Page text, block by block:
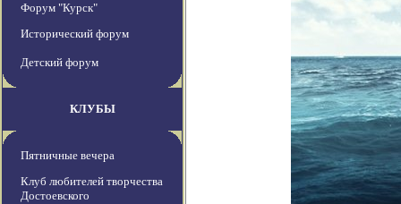
Форум "Курск"
Исторический форум
Детский форум
КЛУБЫ
Пятничные вечера
Клуб любителей творчества
Достоевского